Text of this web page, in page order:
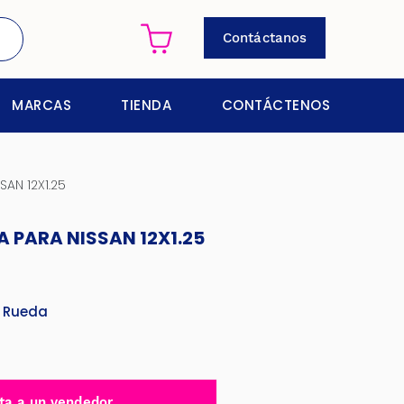
Contáctanos
MARCAS TIENDA CONTÁCTENOS
12X1.25
PARA NISSAN 12X1.25